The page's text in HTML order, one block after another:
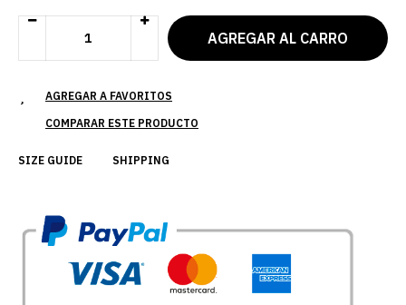
AGREGAR A FAVORITOS
COMPARAR ESTE PRODUCTO
SIZE GUIDE SHIPPING